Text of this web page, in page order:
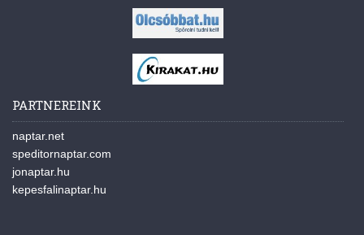
PARTNEREINK
naptar.net
speditornaptar.com
jonaptar.hu
kepesfalinaptar.hu